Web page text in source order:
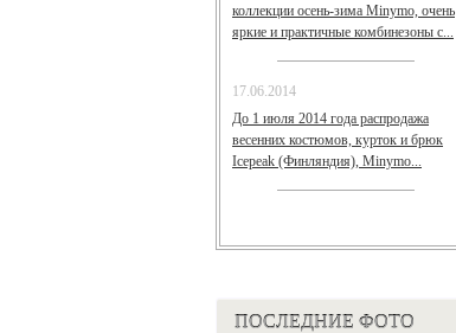
коллекции осень-зима Minymo, очень
яркие и практичные комбинезоны с...
17.06.2014
До 1 июля 2014 года распродажа
весенних костюмов, курток и брюк
Icepeak (Финляндия), Minymo...
ПОСЛЕДНИЕ ФОТО